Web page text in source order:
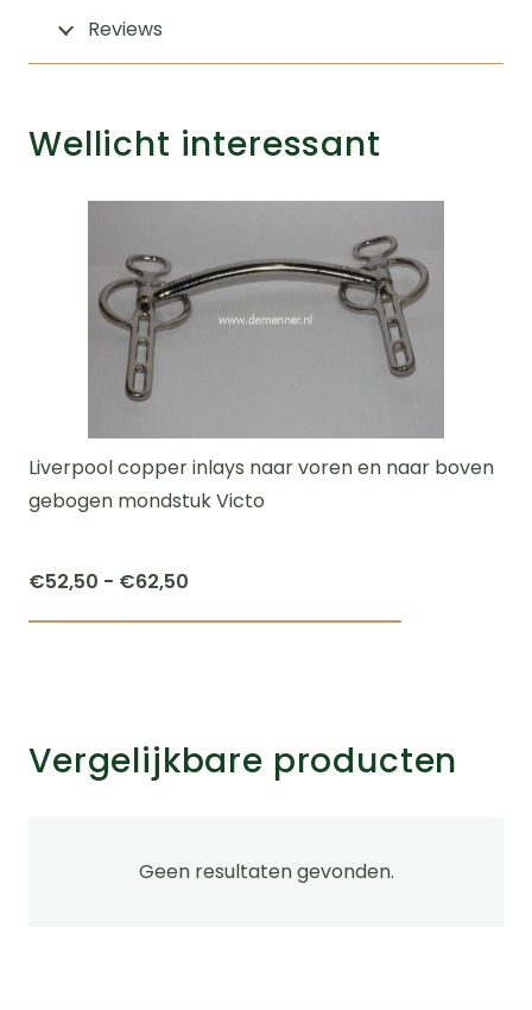
Reviews
Wellicht interessant
Liverpool copper inlays naar voren en naar boven
gebogen mondstuk Victo
€52,50 - €62,50
€52,50
variaties.
Vergelijkbare producten
Geen resultaten gevonden.